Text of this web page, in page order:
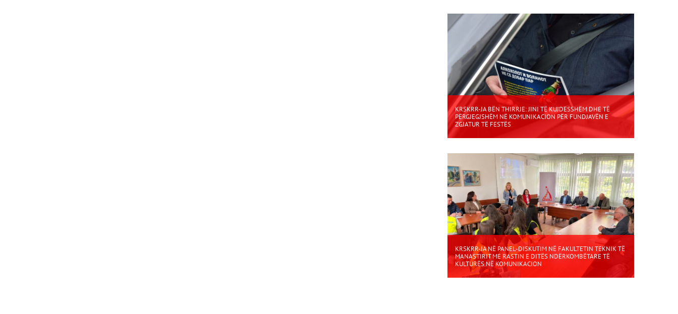
KRSKRR-JA BËN THIRRJE: JINI TË KUJDESSHËM DHE TË
PËRGJEGJSHËM NË KOMUNIKACION PËR FUNDJAVËN E
ZGJATUR TË FESTËS
KRSKRR-JA NË PANEL-DISKUTIM NË FAKULTETIN TEKNIK TË
MANASTIRIT ME RASTIN E DITËS NDËRKOMBËTARE TË
KULTURËS NË KOMUNIKACION